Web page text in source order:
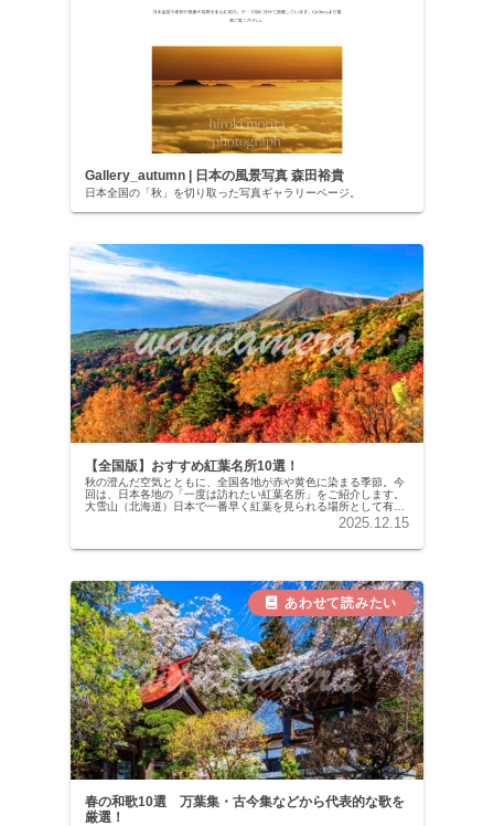
Gallery_autumn | 日本の風景写真 森田裕貴
日本全国の「秋」を切り取った写真ギャラリーページ。
【全国版】おすすめ紅葉名所10選！
秋の澄んだ空気とともに、全国各地が赤や黄色に染まる季節。今
回は、日本各地の「一度は訪れたい紅葉名所」をご紹介します。
大雪山（北海道）日本で一番早く紅葉を見られる場所として有名
な大雪山は、9月中旬から色づきが始まります。旭岳山麓までは
2025.12.15
春の和歌10選 万葉集・古今集などから代表的な歌を
厳選！